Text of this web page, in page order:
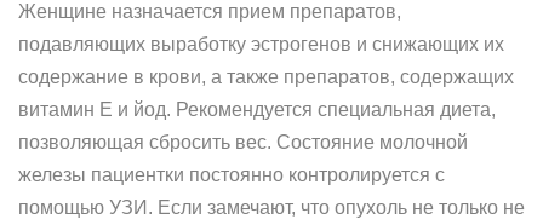
Женщине назначается прием препаратов,
подавляющих выработку эстрогенов и снижающих их
содержание в крови, а также препаратов, содержащих
витамин Е и йод. Рекомендуется специальная диета,
позволяющая сбросить вес. Состояние молочной
железы пациентки постоянно контролируется с
помощью УЗИ. Если замечают, что опухоль не только не